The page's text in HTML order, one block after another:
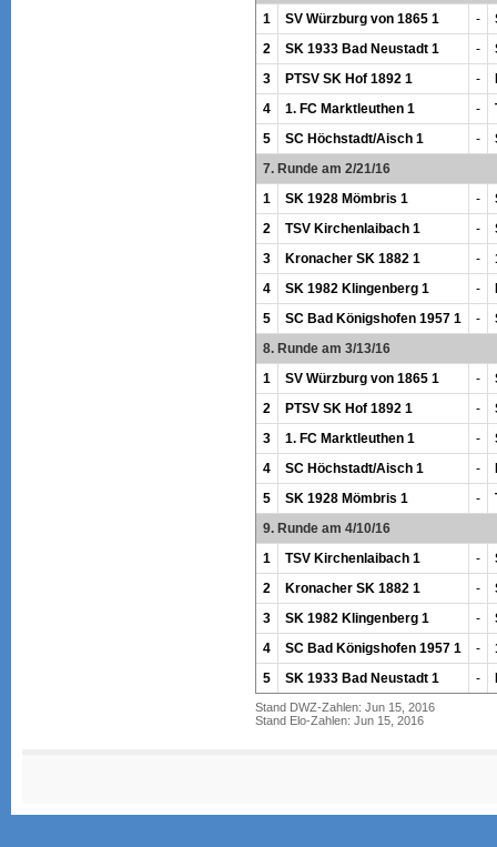
1
SV Würzburg von 1865 1 -
2
SK 1933 Bad Neustadt 1 -
3
PTSV SK Hof 1892 1 -
4
1. FC Marktleuthen 1 -
5
SC Höchstadt/Aisch 1 -
7. Runde am 2/21/16
1
SK 1928 Mömbris 1 -
2
TSV Kirchenlaibach 1 -
3
Kronacher SK 1882 1 -
4
SK 1982 Klingenberg 1 -
5
SC Bad Königshofen 1957 1 -
8. Runde am 3/13/16
1
SV Würzburg von 1865 1 -
2
PTSV SK Hof 1892 1 -
3
1. FC Marktleuthen 1 -
4
SC Höchstadt/Aisch 1 -
5
SK 1928 Mömbris 1 -
9. Runde am 4/10/16
1
TSV Kirchenlaibach 1 -
2
Kronacher SK 1882 1 -
3
SK 1982 Klingenberg 1 -
4
SC Bad Königshofen 1957 1 -
5
SK 1933 Bad Neustadt 1 -
Stand DWZ-Zahlen: Jun 15, 2016
Stand Elo-Zahlen: Jun 15, 2016